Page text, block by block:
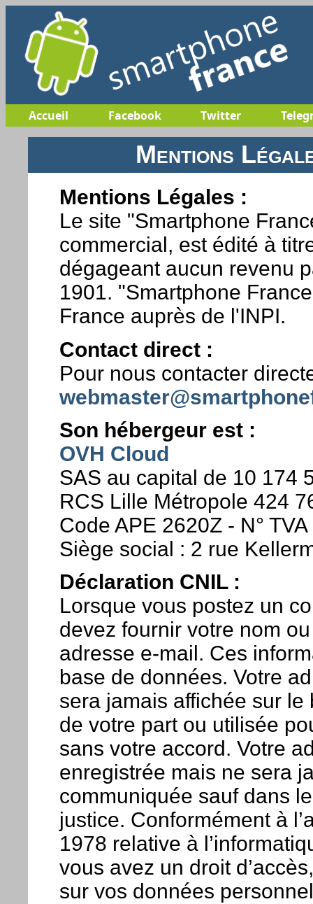
Accueil Facebook Twitter
Mentions
Mentions Légales :
Le site "Smartphone
commercial, est édité à
dégageant aucun revenu
1901. "Smartphone
France auprès de l'INPI.
Contact direct :
Pour nous contacter
Son hébergeur est :
OVH Cloud
SAS au capital de 10 174
RCS Lille Métropole 424
Code APE 2620Z - N°
Siège social : 2 rue
Déclaration CNIL :
Lorsque vous postez un
devez fournir votre nom
adresse e-mail. Ces
base de données. Votre
sera jamais affichée sur
de votre part ou utilisée
sans votre accord. Votre
enregistrée mais ne sera
communiquée sauf dans
justice. Conformément à
1978 relative à
vous avez un droit
sur vos données